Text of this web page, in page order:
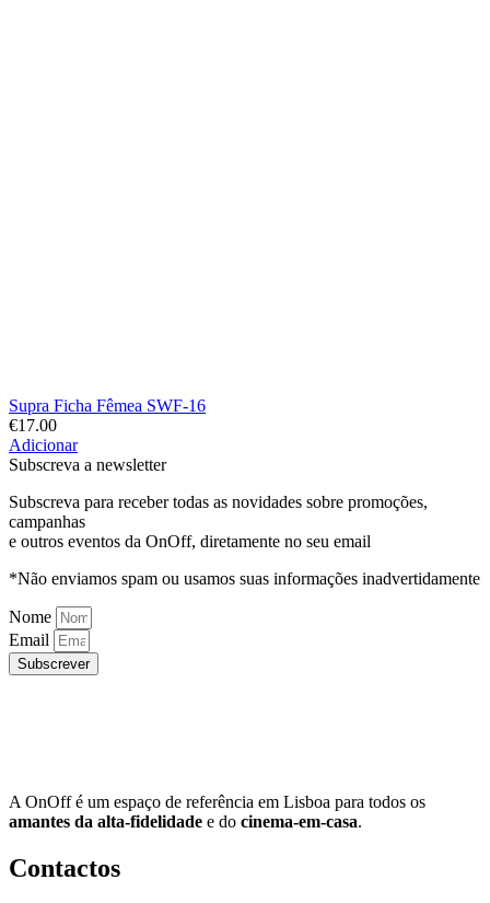
Supra Ficha Fêmea SWF-16
€17.00
Adicionar
Subscreva a newsletter
Subscreva para receber todas as novidades sobre promoções,
campanhas
e outros eventos da OnOff, diretamente no seu email
*Não enviamos spam ou usamos suas informações inadvertidamente
Nome
Email
Subscrever
A OnOff é um espaço de referência em Lisboa para todos os
amantes da alta-fidelidade e do cinema-em-casa.
Contactos